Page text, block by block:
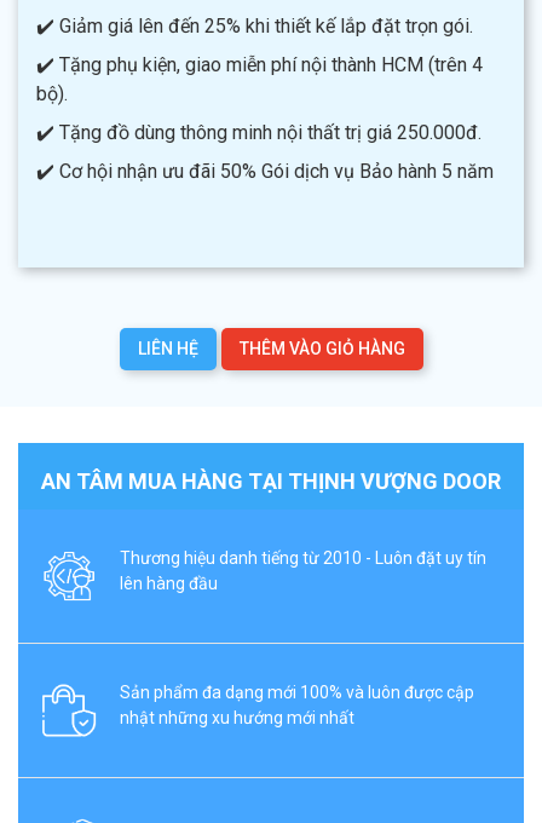
✔️ Giảm giá lên đến 25% khi thiết kế lắp đặt trọn gói.
✔️ Tặng phụ kiện, giao miễn phí nội thành HCM (trên 4
bộ).
✔️ Tặng đồ dùng thông minh nội thất trị giá 250.000đ.
✔️ Cơ hội nhận ưu đãi 50% Gói dịch vụ Bảo hành 5 năm
LIÊN HỆ THÊM VÀO GIỎ HÀNG
AN TÂM MUA HÀNG TẠI THỊNH VƯỢNG DOOR
Thương hiệu danh tiếng từ 2010 - Luôn đặt uy tín
lên hàng đầu
Sản phẩm đa dạng mới 100% và luôn được cập
nhật những xu hướng mới nhất